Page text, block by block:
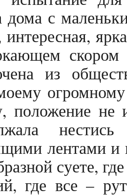
дома с
интересная,
скором
из
положение не
лентами и
суете,
где все –